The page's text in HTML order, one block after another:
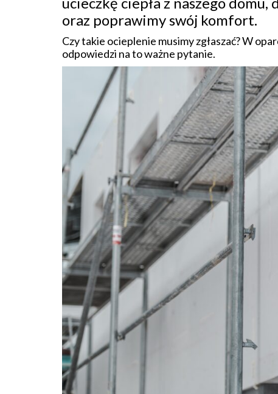
oraz poprawimy swój komfort.
Czy takie ocieplenie musimy zgłaszać? W
odpowiedzi na to ważne pytanie.